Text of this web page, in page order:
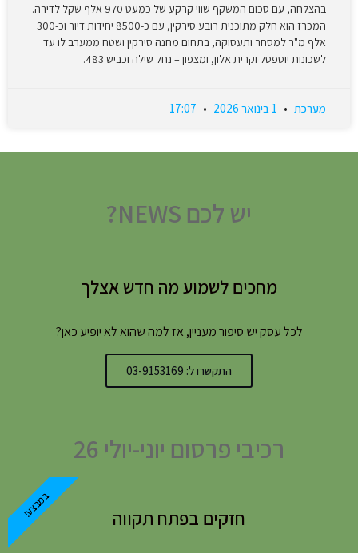
בהצלחה, עם סכום המשקף שווי קרקע של כמעט 970 אלף שקל לדירה.
המכרז הוא חלק מתוכנית רובע סירקין, עם כ-8500 יחידות דיור וכ-300
אלף מ"ר למסחר ותעסוקה, בתחום מחנה סירקין ושטח ממערב לו עד
לשכונות יוספטל וקרית אלון, ומצפון – נחל שילה וכביש 483.
מערכת
יש לכם NEWS?
מחכים לשמוע מה חדש אצלך
לכל עסק יש סיפור מעניין, אז למה שהוא לא יופיע כאן?
התקשרו ל: 03-9153169
רכיבי פרסום יוני-יולי 26
חזקים בפתח תקווה במבצע!